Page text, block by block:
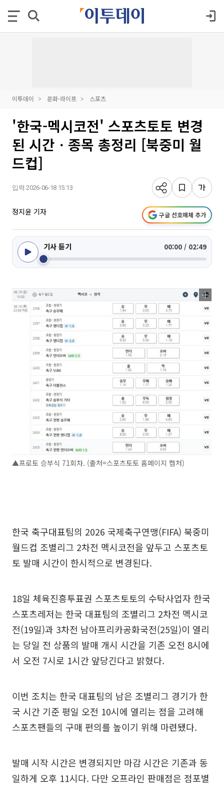
이투데이 문화·라이프 스포츠
'한국-멕시코전' 스포츠토토 변경
된 시간ㆍ종목 총정리 [북중미 월
드컵]
입력 2026-06-18 15:13
정지윤 기자 구글 선호매체 추가
기사 듣기 00:00 / 02:49
▲프로토 승부식 71회차. (출처=스포츠토토 홈페이지 캡처)
한국 축구대표팀의 2026 국제축구연맹(FIFA) 북중미
월드컵 조별리그 2차전 멕시코전을 앞두고 스포츠토
토 발매 시간이 한시적으로 변경된다.
18일 체육진흥투표권 스포츠토토의 수탁사업자 한국
스포츠레저는 한국 대표팀의 조별리그 2차전 멕시코
전(19일)과 3차전 남아프리카공화국전(25일)이 열리
는 당일 전 상품의 발매 개시 시간을 기존 오전 8시에
서 오전 7시로 1시간 앞당긴다고 밝혔다.
이번 조치는 한국 대표팀의 남은 조별리그 경기가 한
국 시간 기준 평일 오전 10시에 열리는 점을 고려해
스포츠팬들의 구매 편의를 높이기 위해 마련됐다.
발매 시작 시간은 변경되지만 마감 시간은 기존과 동
일하게 오후 11시다. 다만 오프라인 판매점은 점포별